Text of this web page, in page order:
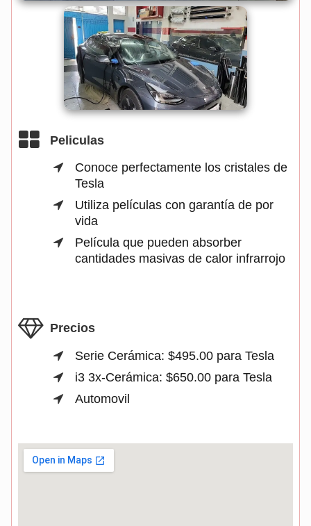
Peliculas
Conoce perfectamente los cristales de
Tesla
Utiliza películas con garantía de por
vida
Película que pueden absorber
cantidades masivas de calor infrarrojo
Precios
Serie Cerámica: $495.00 para Tesla
i3 3x-Cerámica: $650.00 para Tesla
Automovil